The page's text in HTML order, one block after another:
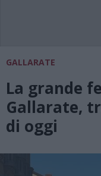
GALLARATE
La grande
Gallarate,
di oggi